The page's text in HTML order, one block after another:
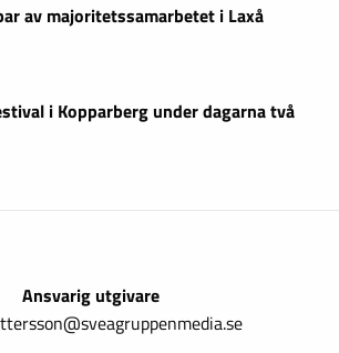
av majoritetssamarbetet i Laxå
i Kopparberg under dagarna två
Ansvarig utgivare